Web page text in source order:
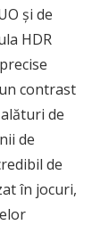
și de
HDR
contrast
de
de
de
în jocuri,